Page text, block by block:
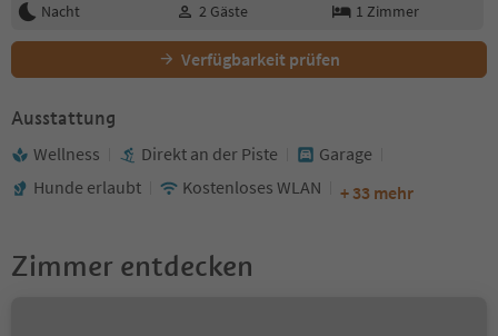
Nacht
2 Gäste 1 Zimmer
Verfügbarkeit prüfen
Ausstattung
Wellness Direkt an der Piste
Garage
Hunde erlaubt
Kostenloses WLAN + 33 mehr
Zimmer entdecken